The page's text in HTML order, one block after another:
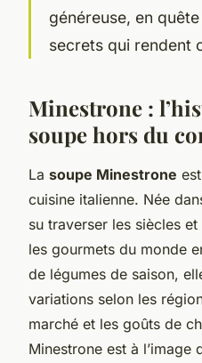
généreuse, en
secrets qui rendent
Minestrone :
soupe hors du
La soupe Minestrone
cuisine italienne. Née
su traverser les siècles
les gourmets du monde
de légumes de saison,
variations selon les
marché et les goûts de
Minestrone est à l’image